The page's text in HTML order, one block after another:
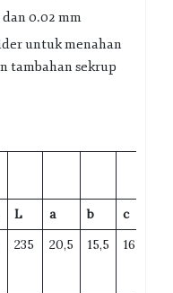
0.02 mm
untuk menahan
tambahan sekrup
L a b c
235 20,5 15,5 16